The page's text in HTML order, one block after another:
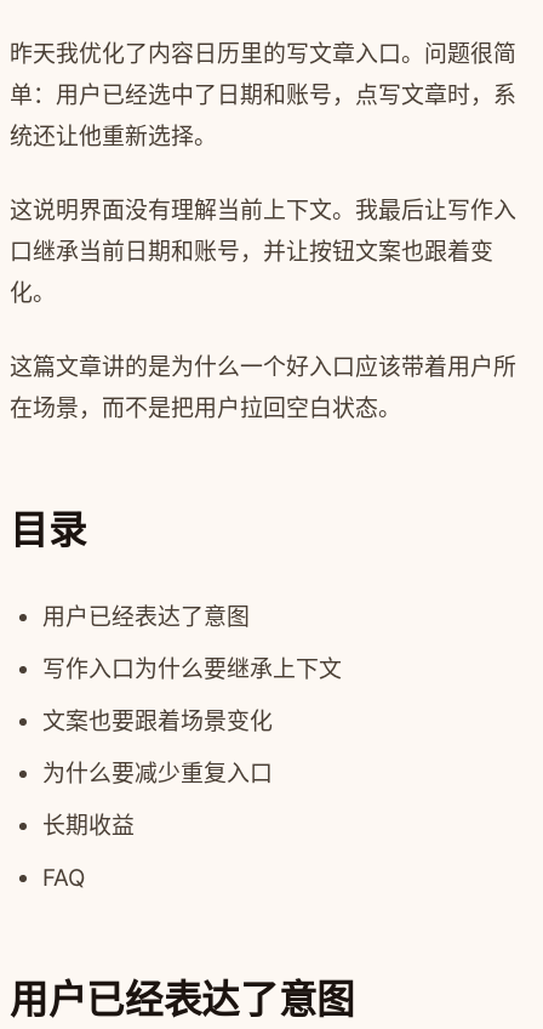
昨天我优化了内容日历里的写文章入口。问题很简
单：用户已经选中了日期和账号，点写文章时，系
统还让他重新选择。
这说明界面没有理解当前上下文。我最后让写作入
口继承当前日期和账号，并让按钮文案也跟着变
化。
这篇文章讲的是为什么一个好入口应该带着用户所
在场景，而不是把用户拉回空白状态。
目录
用户已经表达了意图
写作入口为什么要继承上下文
文案也要跟着场景变化
为什么要减少重复入口
长期收益
FAQ
用户已经表达了意图